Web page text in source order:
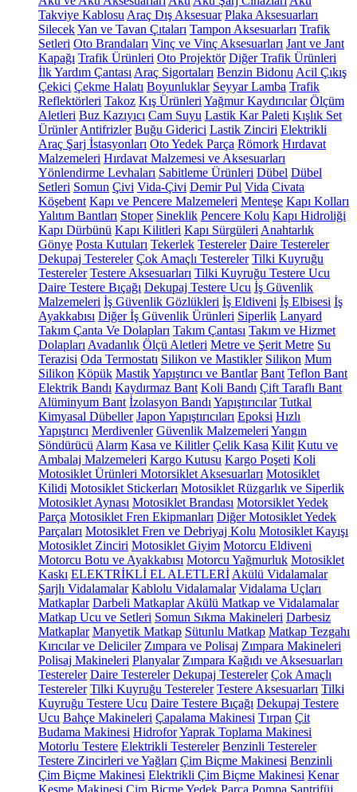
Takviye Kablosu Araç Dış Aksesuar Plaka Aksesuarları
SilecekYan ve Tavan Çıtaları Tampon Aksesuarları Trafik
Setleri Oto Brandaları Vinç ve Vinç Aksesuarları Jant ve Jant
Kapağı Trafik Ürünleri Oto Projektör Diğer Trafik Ürünleri
İlk Yardım Çantası Araç Sigortaları Benzin Bidonu Acil Çıkış
Çekici Çekme Halatı Boyunluklar Seyyar Lamba Trafik
Reflektörleri Takoz Kış Ürünleri Yağmur Kaydırıcılar Ölçüm
Aletleri Buz Kazıyıcı Cam Suyu Lastik Kar Paleti Kışlık Set
Ürünler Antifrizler Buğu Giderici Lastik Zinciri Elektrikli
Araç Şarj İstasyonları Oto Yedek Parça Römork Hırdavat
Malzemeleri Hırdavat Malzemesi ve Aksesuarları
Yönlendirme Levhaları Sabitleme Ürünleri Dübel Dübel
Setleri Somun Çivi Vida-Çivi Demir Pul Vida Civata
Köşebent Kapı ve Pencere Malzemeleri Menteşe Kapı Kolları
Yalıtım Bantları Stoper Sineklik Pencere Kolu Kapı Hidroliği
Kapı Dürbünü Kapı Kilitleri Kapı Sürgüleri Anahtarlık
Gönye Posta Kutuları Tekerlek Testereler Daire Testereler
Dekupaj Testereler Çok Amaçlı Testereler Tilki Kuyruğu
Testereler Testere Aksesuarları Tilki Kuyruğu Testere Ucu
Daire Testere Bıçağı Dekupaj Testere Ucu İş Güvenlik
Malzemeleri İş Güvenlik Gözlükleri İş Eldiveni İş Elbisesi İş
Ayakkabısı Diğer İş Güvenlik Ürünleri Siperlik Lanyard
Takım Çanta Ve Dolapları Takım Çantası Takım ve Hizmet
Dolapları Avadanlık Ölçü Aletleri Metre ve Şerit Metre Su
Terazisi Oda Termostatı Silikon ve Mastikler Silikon Mum
Silikon Köpük MastikYapıştırıcı ve Bantlar Bant Teflon Bant
Elektrik Bandı Kaydırmaz Bant Koli Bandı Çift Taraflı Bant
Alüminyum Bant İzolasyon Bandı Yapıştırıcılar Tutkal
Kimyasal Dübeller Japon Yapıştırıcıları Epoksi Hızlı
Yapıştırıcı Merdivenler Güvenlik Malzemeleri Yangın
Söndürücü Alarm Kasa ve Kilitler Çelik Kasa Kilit Kutu ve
Ambalaj Malzemeleri Kargo Kutusu Kargo Poşeti Koli
Motosiklet Ürünleri Motorsiklet Aksesuarları Motosiklet
Kilidi Motosiklet Stickerları Motosiklet Rüzgarlık ve Siperlik
Motosiklet Aynası Motosiklet Brandası Motorsiklet Yedek
Parça Motosiklet Fren Ekipmanları Diğer Motosiklet Yedek
Parçaları Motosiklet Fren ve Debriyaj Kolu Motosiklet Kayışı
Motosiklet Zinciri Motosiklet Giyim Motorcu Eldiveni
Motorcu Botu ve Ayakkabısı Motorcu Yağmurluk Motosiklet
Kaskı ELEKTRİKLİ EL ALETLERİ Akülü Vidalamalar
Şarjlı Vidalamalar Kablolu Vidalamalar Vidalama Uçları
Matkaplar Darbeli Matkaplar Akülü Matkap ve Vidalamalar
Matkap Ucu ve Setleri Somun Sıkma Makineleri Darbesiz
Matkaplar Manyetik Matkap Sütunlu Matkap Matkap Tezgahı
Kırıcılar ve Deliciler Zımpara ve Polisaj Zımpara Makineleri
Polisaj Makineleri Planyalar Zımpara Kağıdı ve Aksesuarları
Testereler Daire Testereler Dekupaj Testereler Çok Amaçlı
Testereler Tilki Kuyruğu Testereler Testere Aksesuarları Tilki
Kuyruğu Testere Ucu Daire Testere Bıçağı Dekupaj Testere
Ucu Bahçe Makineleri Çapalama Makinesi Tırpan Çit
Budama Makinesi HidroforYaprak Toplama Makinesi
Motorlu Testere Elektrikli Testereler Benzinli Testereler
Testere Zincirleri ve Yağları Çim Biçme Makinesi Benzinli
Çim Biçme Makinesi Elektrikli Çim Biçme Makinesi Kenar
Kesme Makinesi Çim Biçme Yedek Parça Pompa Santrifüj